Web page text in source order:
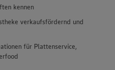
kennen
verkaufsfördernd und
für Plattenservice,